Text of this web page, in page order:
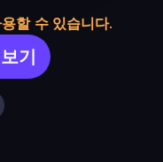
할 수 있습니다.
기